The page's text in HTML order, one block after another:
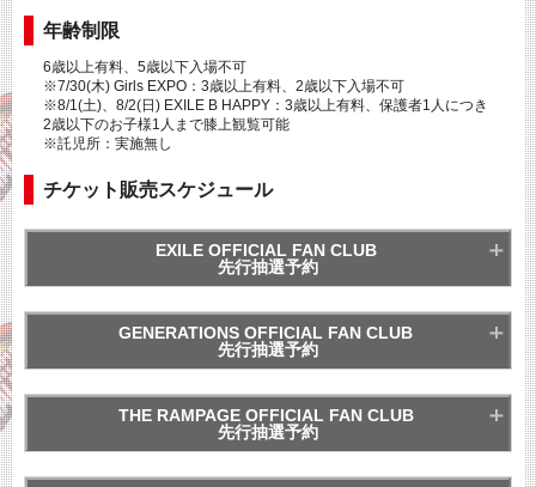
年齢制限
6歳以上有料、5歳以下入場不可
※7/30(木) Girls EXPO：3歳以上有料、2歳以下入場不可
※8/1(土)、8/2(日) EXILE B HAPPY：3歳以上有料、保護者1人につき
2歳以下のお子様1人まで膝上観覧可能
※託児所：実施無し
チケット販売スケジュール
EXILE OFFICIAL FAN CLUB
先行抽選予約
※各公演4枚までお申込み可能
GENERATIONS OFFICIAL FAN CLUB
先行抽選予約
※各公演4枚までお申込み可能
THE RAMPAGE OFFICIAL FAN CLUB
先行抽選予約